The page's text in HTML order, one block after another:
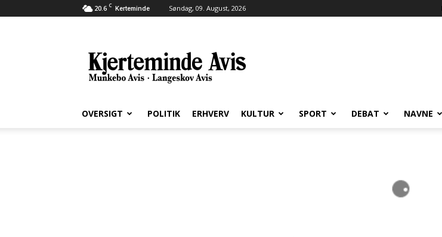
20.6 C Kerteminde Søndag, 09. August, 2026
Avis
OVERSIGT POLITIK ERHVERV KULTUR SPORT DEBAT NAVNE